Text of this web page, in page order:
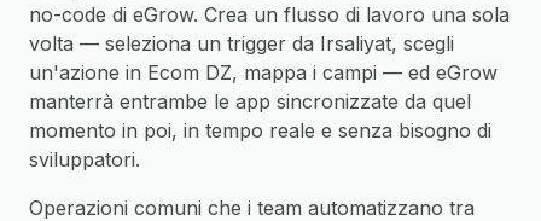
no-code di eGrow. Crea un flusso di lavoro una sola
volta — seleziona un trigger da Irsaliyat, scegli
un'azione in Ecom DZ, mappa i campi — ed eGrow
manterrà entrambe le app sincronizzate da quel
momento in poi, in tempo reale e senza bisogno di
sviluppatori.
Operazioni comuni che i team automatizzano tra